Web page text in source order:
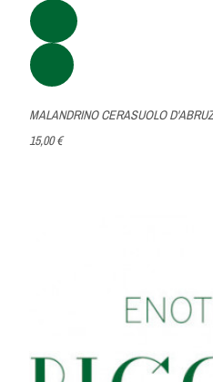
MALANDRINO CERASUOLO
15,00 €